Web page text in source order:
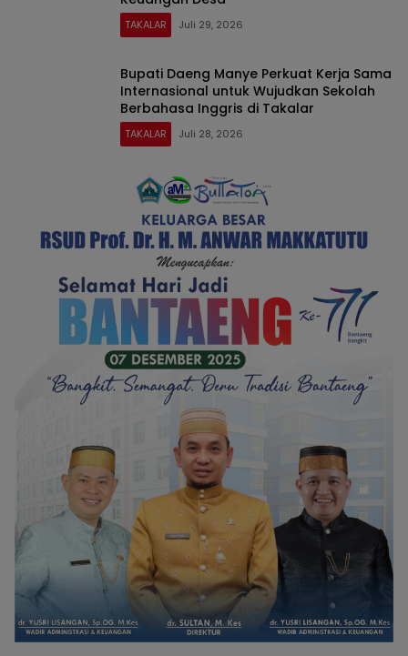
TAKALAR Juli 29, 2026
Bupati Daeng Manye Perkuat Kerja Sama
Internasional untuk Wujudkan Sekolah
Berbahasa Inggris di Takalar
TAKALAR Juli 28, 2026